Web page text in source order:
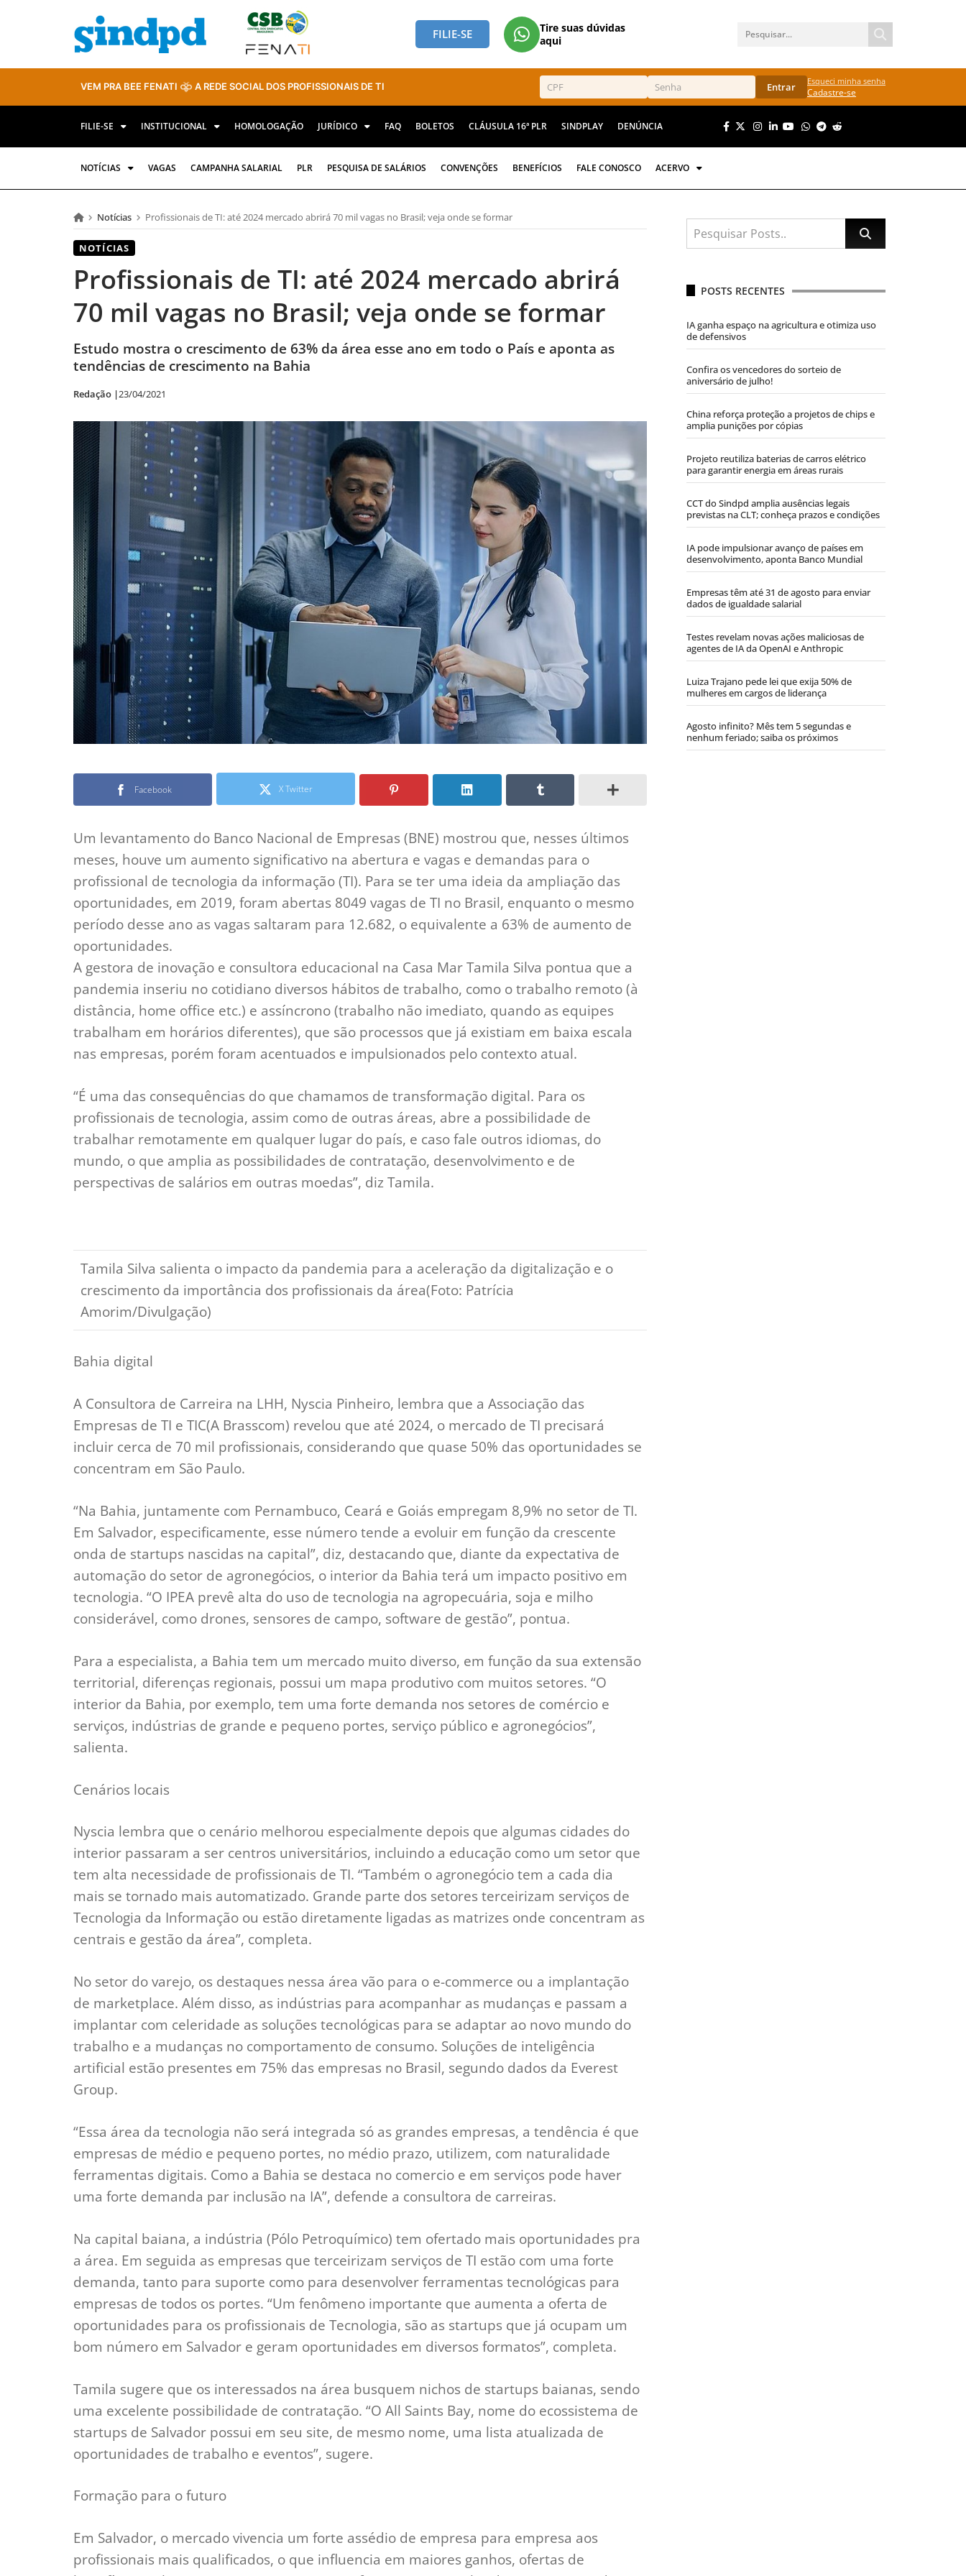
FILIE-SE
Tire suas dúvidas
aqui
VEM PRA BEE FENATI A REDE SOCIAL DOS PROFISSIONAIS DE TI Entrar Esqueci minha senha
Cadastre-se
FILIE-SE INSTITUCIONAL HOMOLOGAÇÃO JURÍDICO FAQ BOLETOS CLÁUSULA 16ª PLR SINDPLAY DENÚNCIA
NOTÍCIAS VAGAS CAMPANHA SALARIAL PLR PESQUISA DE SALÁRIOS CONVENÇÕES BENEFÍCIOS FALE CONOSCO ACERVO
Notícias Profissionais de TI: até 2024 mercado abrirá 70 mil vagas no Brasil; veja onde se formar
NOTÍCIAS
Profissionais de TI: até 2024 mercado abrirá
70 mil vagas no Brasil; veja onde se formar
Estudo mostra o crescimento de 63% da área esse ano em todo o País e aponta as
tendências de crescimento na Bahia
Redação |23/04/2021
Facebook X Twitter
Um levantamento do Banco Nacional de Empresas (BNE) mostrou que, nesses últimos
meses, houve um aumento significativo na abertura e vagas e demandas para o
profissional de tecnologia da informação (TI). Para se ter uma ideia da ampliação das
oportunidades, em 2019, foram abertas 8049 vagas de TI no Brasil, enquanto o mesmo
período desse ano as vagas saltaram para 12.682, o equivalente a 63% de aumento de
oportunidades.
A gestora de inovação e consultora educacional na Casa Mar Tamila Silva pontua que a
pandemia inseriu no cotidiano diversos hábitos de trabalho, como o trabalho remoto (à
distância, home office etc.) e assíncrono (trabalho não imediato, quando as equipes
trabalham em horários diferentes), que são processos que já existiam em baixa escala
nas empresas, porém foram acentuados e impulsionados pelo contexto atual.
“É uma das consequências do que chamamos de transformação digital. Para os
profissionais de tecnologia, assim como de outras áreas, abre a possibilidade de
trabalhar remotamente em qualquer lugar do país, e caso fale outros idiomas, do
mundo, o que amplia as possibilidades de contratação, desenvolvimento e de
perspectivas de salários em outras moedas”, diz Tamila.
Tamila Silva salienta o impacto da pandemia para a aceleração da digitalização e o
crescimento da importância dos profissionais da área(Foto: Patrícia
Amorim/Divulgação)
Bahia digital
A Consultora de Carreira na LHH, Nyscia Pinheiro, lembra que a Associação das
Empresas de TI e TIC(A Brasscom) revelou que até 2024, o mercado de TI precisará
incluir cerca de 70 mil profissionais, considerando que quase 50% das oportunidades se
concentram em São Paulo.
“Na Bahia, juntamente com Pernambuco, Ceará e Goiás empregam 8,9% no setor de TI.
Em Salvador, especificamente, esse número tende a evoluir em função da crescente
onda de startups nascidas na capital”, diz, destacando que, diante da expectativa de
automação do setor de agronegócios, o interior da Bahia terá um impacto positivo em
tecnologia. “O IPEA prevê alta do uso de tecnologia na agropecuária, soja e milho
considerável, como drones, sensores de campo, software de gestão”, pontua.
Para a especialista, a Bahia tem um mercado muito diverso, em função da sua extensão
territorial, diferenças regionais, possui um mapa produtivo com muitos setores. “O
interior da Bahia, por exemplo, tem uma forte demanda nos setores de comércio e
serviços, indústrias de grande e pequeno portes, serviço público e agronegócios”,
salienta.
Cenários locais
Nyscia lembra que o cenário melhorou especialmente depois que algumas cidades do
interior passaram a ser centros universitários, incluindo a educação como um setor que
tem alta necessidade de profissionais de TI. “Também o agronegócio tem a cada dia
mais se tornado mais automatizado. Grande parte dos setores terceirizam serviços de
Tecnologia da Informação ou estão diretamente ligadas as matrizes onde concentram as
centrais e gestão da área”, completa.
No setor do varejo, os destaques nessa área vão para o e-commerce ou a implantação
de marketplace. Além disso, as indústrias para acompanhar as mudanças e passam a
implantar com celeridade as soluções tecnológicas para se adaptar ao novo mundo do
trabalho e a mudanças no comportamento de consumo. Soluções de inteligência
artificial estão presentes em 75% das empresas no Brasil, segundo dados da Everest
Group.
“Essa área da tecnologia não será integrada só as grandes empresas, a tendência é que
empresas de médio e pequeno portes, no médio prazo, utilizem, com naturalidade
ferramentas digitais. Como a Bahia se destaca no comercio e em serviços pode haver
uma forte demanda par inclusão na IA”, defende a consultora de carreiras.
Na capital baiana, a indústria (Pólo Petroquímico) tem ofertado mais oportunidades pra
a área. Em seguida as empresas que terceirizam serviços de TI estão com uma forte
demanda, tanto para suporte como para desenvolver ferramentas tecnológicas para
empresas de todos os portes. “Um fenômeno importante que aumenta a oferta de
oportunidades para os profissionais de Tecnologia, são as startups que já ocupam um
bom número em Salvador e geram oportunidades em diversos formatos”, completa.
Tamila sugere que os interessados na área busquem nichos de startups baianas, sendo
uma excelente possibilidade de contratação. “O All Saints Bay, nome do ecossistema de
startups de Salvador possui em seu site, de mesmo nome, uma lista atualizada de
oportunidades de trabalho e eventos”, sugere.
Formação para o futuro
Em Salvador, o mercado vivencia um forte assédio de empresa para empresa aos
profissionais mais qualificados, o que influencia em maiores ganhos, ofertas de
POSTS RECENTES
IA ganha espaço na agricultura e otimiza uso
de defensivos
Confira os vencedores do sorteio de
aniversário de julho!
China reforça proteção a projetos de chips e
amplia punições por cópias
Projeto reutiliza baterias de carros elétrico
para garantir energia em áreas rurais
CCT do Sindpd amplia ausências legais
previstas na CLT; conheça prazos e condições
IA pode impulsionar avanço de países em
desenvolvimento, aponta Banco Mundial
Empresas têm até 31 de agosto para enviar
dados de igualdade salarial
Testes revelam novas ações maliciosas de
agentes de IA da OpenAI e Anthropic
Luiza Trajano pede lei que exija 50% de
mulheres em cargos de liderança
Agosto infinito? Mês tem 5 segundas e
nenhum feriado; saiba os próximos